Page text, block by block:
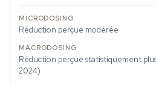
Réduction perçue modérée
Réduction perçue statistiquement
2024)